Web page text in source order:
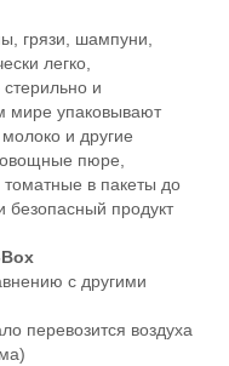
грязи, шампуни,
легко,
и
мире упаковывают
и другие
пюре,
в пакеты до
продукт
с другими
перевозится воздуха